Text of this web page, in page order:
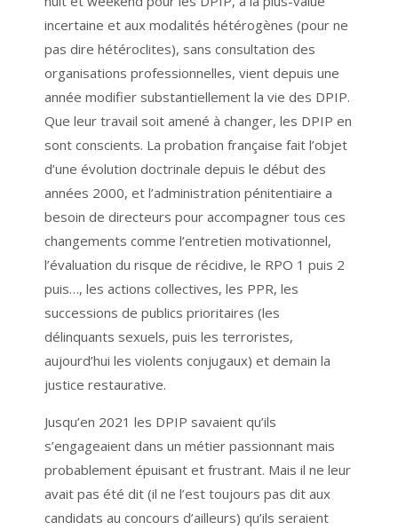
incertaine et aux modalités hétérogènes (pour ne
pas dire hétéroclites), sans consultation des
organisations professionnelles, vient depuis une
année modifier substantiellement la vie des DPIP.
Que leur travail soit amené à changer, les DPIP en
sont conscients. La probation française fait l’objet
d’une évolution doctrinale depuis le début des
années 2000, et l’administration pénitentiaire a
besoin de directeurs pour accompagner tous ces
changements comme l’entretien motivationnel,
l’évaluation du risque de récidive, le RPO 1 puis 2
puis…, les actions collectives, les PPR, les
successions de publics prioritaires (les
délinquants sexuels, puis les terroristes,
aujourd’hui les violents conjugaux) et demain la
justice restaurative.
Jusqu’en 2021 les DPIP savaient qu’ils
s’engageaient dans un métier passionnant mais
probablement épuisant et frustrant. Mais il ne leur
avait pas été dit (il ne l’est toujours pas dit aux
candidats au concours d’ailleurs) qu’ils seraient